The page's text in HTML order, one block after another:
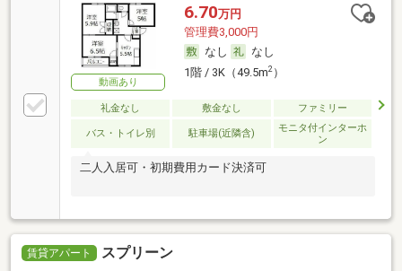
動画あり
6.70万円
管理費3,000円
なし
なし
1階 / 3K（49.5m2）
礼金なし 敷金なし ファミリー
バス・トイレ別 駐車場(近隣含)
モニタ付インターホ
ン
二人入居可・初期費用カード決済可
賃貸アパート スプリーン